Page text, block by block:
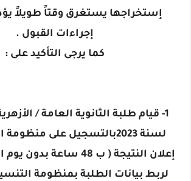
إستخراجها يستغرق وقتاً طويلاً
إجراءات القبول .
كما يرجى التأكيد على :
1- قيام طلبة الثانوية العامة /
لسنة 2023بالتسجيل على
إعلان النتيجة ( ب 48
لربط بيانات الطلبة بمنظومة